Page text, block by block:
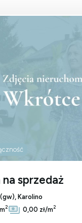
na sprzedaż
Karolino
2 0,00 zł/m2